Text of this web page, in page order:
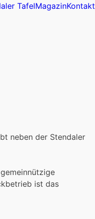
TafelMagazinKontakt
neben der Stendaler
ist das